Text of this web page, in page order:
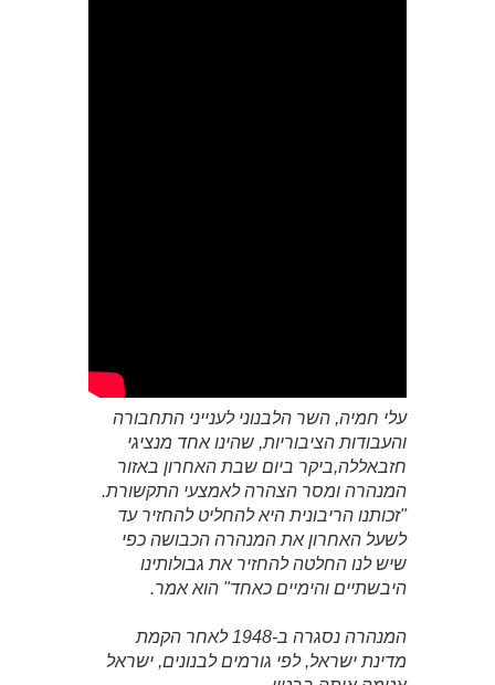
עלי חמיה, השר הלבנוני לענייני התחבורה
והעבודות הציבוריות, שהינו אחד מנציגי
חזבאללה,ביקר ביום שבת האחרון באזור
המנהרה ומסר הצהרה לאמצעי התקשורת.
"זכותנו הריבונית היא להחליט להחזיר עד
לשעל האחרון את המנהרה הכבושה כפי
שיש לנו החלטה להחזיר את גבולותינו
היבשתיים והימיים כאחד" הוא אמר.
המנהרה נסגרה ב-1948 לאחר הקמת
מדינת ישראל, לפי גורמים לבנונים, ישראל